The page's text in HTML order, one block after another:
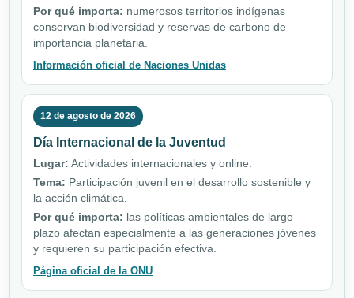
Por qué importa: numerosos territorios indígenas
conservan biodiversidad y reservas de carbono de
importancia planetaria.
Información oficial de Naciones Unidas
12 de agosto de 2026
Día Internacional de la Juventud
Lugar: Actividades internacionales y online.
Tema: Participación juvenil en el desarrollo sostenible y
la acción climática.
Por qué importa: las políticas ambientales de largo
plazo afectan especialmente a las generaciones jóvenes
y requieren su participación efectiva.
Página oficial de la ONU